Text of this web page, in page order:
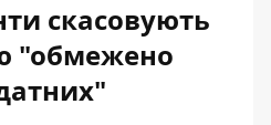
скасовують
"обмежено